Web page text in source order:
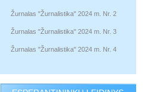
Žurnalas "Žurnalistika" 2024 m. Nr. 2
Žurnalas "Žurnalistika" 2024 m. Nr. 3
Žurnalas "Žurnalistika" 2024 m. Nr. 4